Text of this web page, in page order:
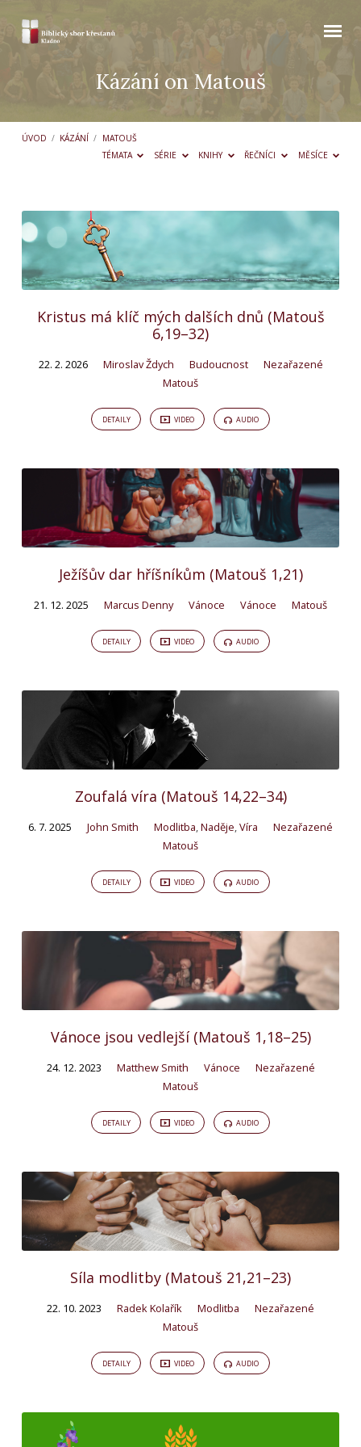
Kázání on Matouš
ÚVOD / KÁZÁNÍ / MATOUŠ
TÉMATA
SÉRIE KNIHY ŘEČNÍCI MĚSÍCE
Kázání
on
Matouš
Kristus má klíč mých dalších dnů (Matouš
6,19–32)
22. 2. 2026 Miroslav Ždych Budoucnost
Nezařazené
Matouš
DETAILY VIDEO AUDIO
Ježíšův dar hříšníkům (Matouš 1,21)
21. 12. 2025 Marcus Denny Vánoce Vánoce Matouš
DETAILY VIDEO AUDIO
Zoufalá víra (Matouš 14,22–34)
6. 7. 2025 John Smith Modlitba,Naděje,Víra
Nezařazené
Matouš
DETAILY VIDEO AUDIO
Vánoce jsou vedlejší (Matouš 1,18–25)
24. 12. 2023 Matthew Smith Vánoce
Nezařazené
Matouš
DETAILY VIDEO AUDIO
Síla modlitby (Matouš 21,21–23)
22. 10. 2023 Radek Kolařík Modlitba
Nezařazené
Matouš
DETAILY VIDEO AUDIO